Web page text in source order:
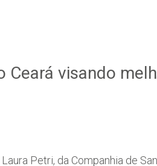
Ceará visando
Petri, da Companhia de